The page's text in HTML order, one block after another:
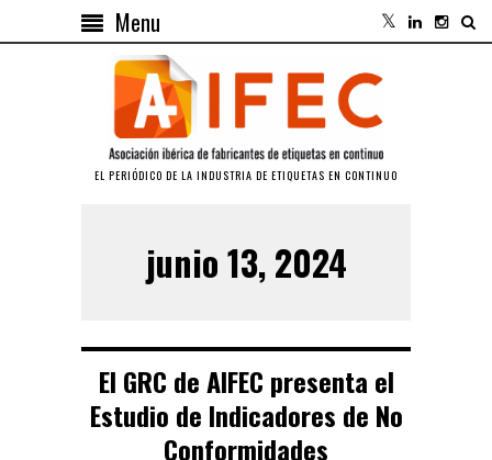
Menu
EL PERIÓDICO DE LA INDUSTRIA DE ETIQUETAS EN CONTINUO
junio 13, 2024
El GRC de AIFEC presenta el
Estudio de Indicadores de No
Conformidades